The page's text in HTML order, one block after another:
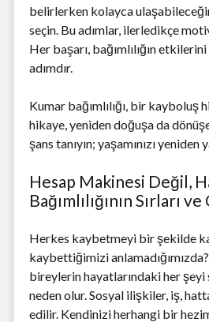
belirlerken kolayca
seçin. Bu adımlar, ilerledikçe
Her başarı, bağımlılığın
adımdır.
Kumar bağımlılığı, bir kayboluş
hikaye, yeniden doğuşa da
şans tanıyın; yaşamınızı yeniden
Hesap Makinesi Değil,
Bağımlılığının Sırları
Herkes kaybetmeyi bir şekilde
kaybettiğimizi anlamadığımızda?
bireylerin hayatlarındaki her şeyi
neden olur. Sosyal ilişkiler, iş,
edilir. Kendinizi herhangi bir